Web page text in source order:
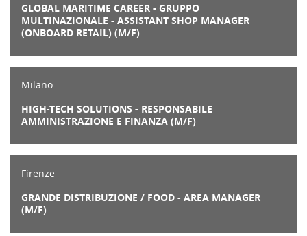
GLOBAL MARITIME CAREER - GRUPPO
MULTINAZIONALE - ASSISTANT SHOP MANAGER
(ONBOARD RETAIL) (M/F)
Milano
HIGH-TECH SOLUTIONS - RESPONSABILE
AMMINISTRAZIONE E FINANZA (M/F)
Firenze
GRANDE DISTRIBUZIONE / FOOD - AREA MANAGER
(M/F)